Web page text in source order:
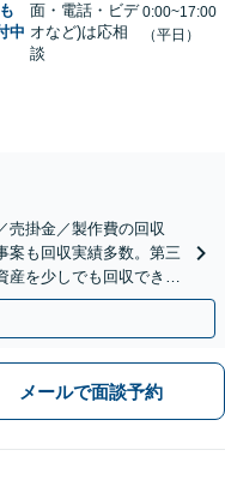
中
面・電話・ビデ
オなど)は応相
談
0:00~17:00
（平日）
売掛金／製作費の回収
案も回収実績多数。第三
産を少しでも回収できる
のご相談も対応】
メールで面談予約